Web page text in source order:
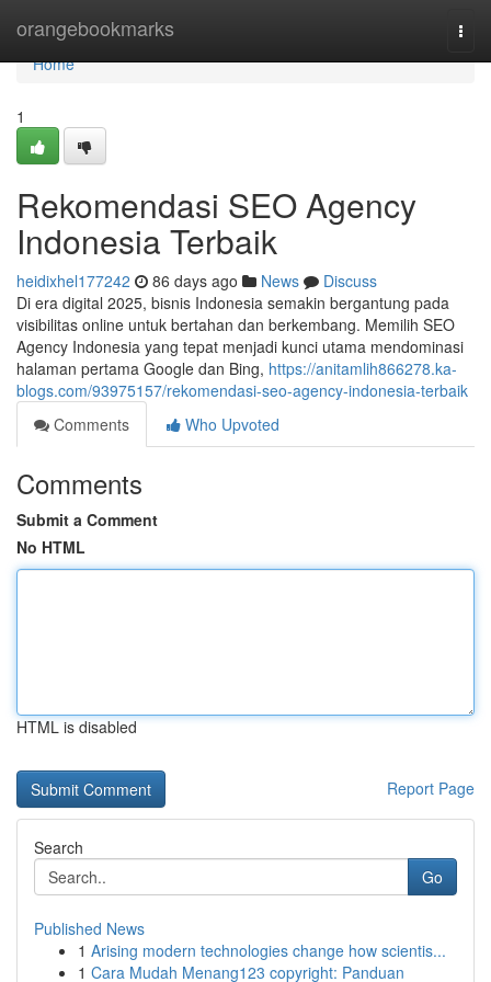
orangebookmarks
Home
Home
1
Rekomendasi SEO Agency
Indonesia Terbaik
heidixhel177242 86 days ago News
Discuss
Di era digital 2025, bisnis Indonesia semakin bergantung pada
visibilitas online untuk bertahan dan berkembang. Memilih SEO
Agency Indonesia yang tepat menjadi kunci utama mendominasi
halaman pertama Google dan Bing, https://anitamlih866278.ka-
blogs.com/93975157/rekomendasi-seo-agency-indonesia-terbaik
Comments
Who Upvoted
Comments
Submit a Comment
No HTML
HTML is disabled
Report Page
Search
Go
Published News
1 Arising modern technologies change how scientis...
1 Cara Mudah Menang123 copyright: Panduan